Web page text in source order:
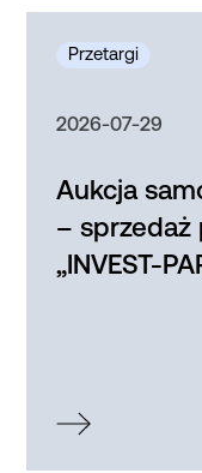
2026-07-29
Aukcja
– sprzedaż
„INVEST-